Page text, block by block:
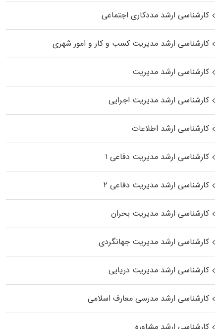
کارشناسی ارشد مددکاری اجتماعی
کارشناسی ارشد مدیریت کسب و کار و امور شهری
کارشناسی ارشد مدیریت
کارشناسی ارشد مدیریت اجرایی
کارشناسی ارشد اطلاعات
کارشناسی ارشد مدیریت دفاعی ۱
کارشناسی ارشد مدیریت دفاعی ۲
کارشناسی ارشد مدیریت بحران
کارشناسی ارشد مدیریت جهانگردی
کارشناسی ارشد مدیریت دریایی
کارشناسی ارشد مدرسی معارف اسلامی